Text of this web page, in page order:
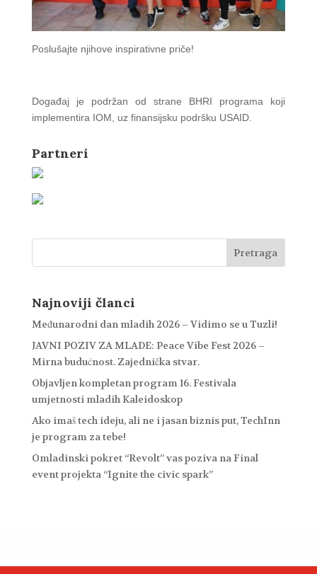
Poslušajte njihove inspirativne priče!
Događaj je podržan od strane BHRI programa koji
implementira IOM, uz finansijsku podršku USAID.
Partneri
Najnoviji članci
Međunarodni dan mladih 2026 – Vidimo se u Tuzli!
JAVNI POZIV ZA MLADE: Peace Vibe Fest 2026 –
Mirna budućnost. Zajednička stvar.
Objavljen kompletan program 16. Festivala
umjetnosti mladih Kaleidoskop
Ako imaš tech ideju, ali ne i jasan biznis put, TechInn
je program za tebe!
Omladinski pokret “Revolt” vas poziva na Final
event projekta “Ignite the civic spark”